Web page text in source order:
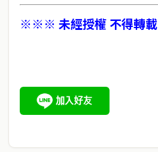
※※※ 未經授權 不得轉